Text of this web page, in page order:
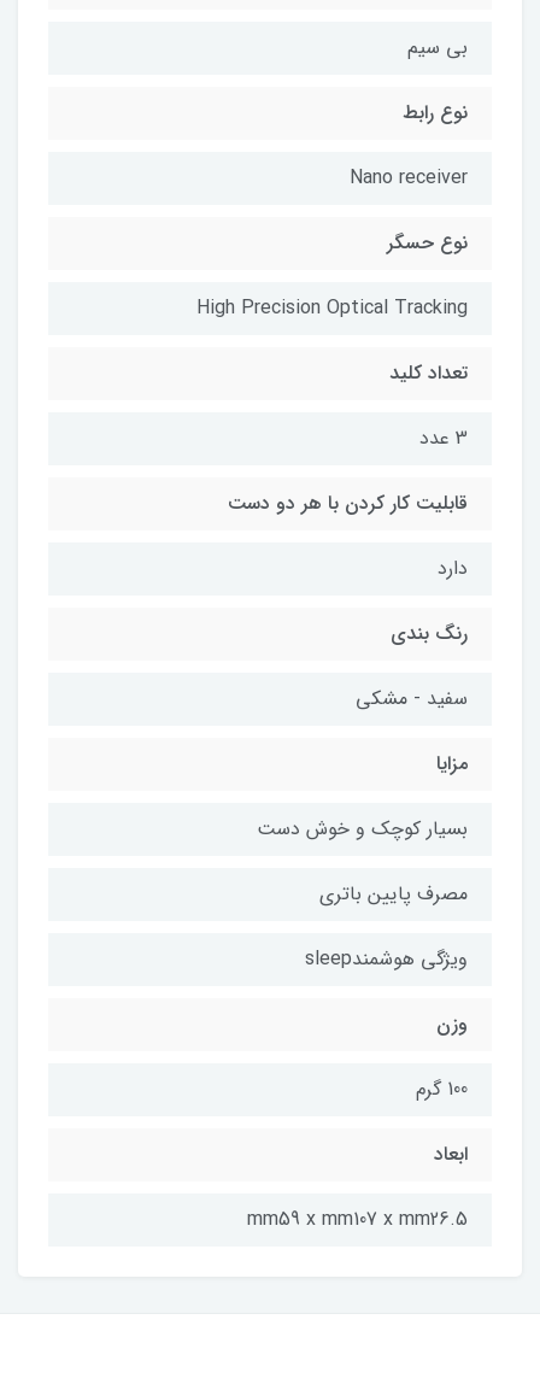
بی سیم
نوع رابط
Nano receiver
نوع حسگر
High Precision Optical Tracking
تعداد کلید
3 عدد
قابلیت کار کردن با هر دو دست
دارد
رنگ بندی
سفید - مشکی
مزایا
بسیار کوچک و خوش دست
مصرف پایین باتری
ویژگی هوشمندsleep
وزن
100 گرم
ابعاد
mm59 x mm107 x mm26.5